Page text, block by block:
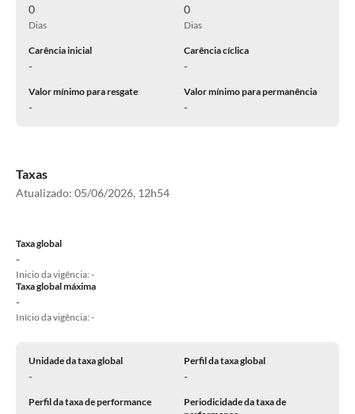
0
Dias
0
Dias
Carência inicial
-
Carência cíclica
-
Valor mínimo para resgate
-
Valor mínimo para permanência
-
Taxas
Atualizado: 05/06/2026, 12h54
Taxa global
-
Inicio da vigência: -
Taxa global máxima
-
Início da vigência: -
Unidade da taxa global
-
Perfil da taxa global
-
Perfil da taxa de performance
Periodicidade da taxa de